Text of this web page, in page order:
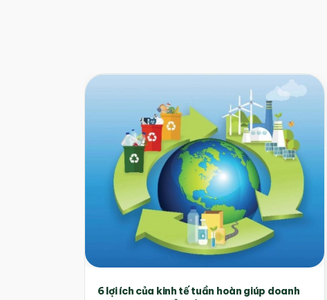
6 lợi ích của kinh tế tuần hoàn giúp doanh